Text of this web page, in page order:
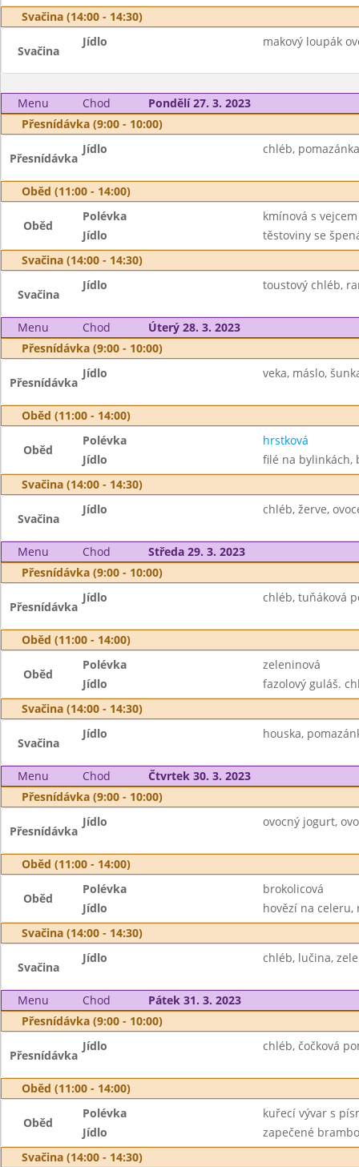
Svačina (14:00 - 14:30)
Svačina
Jídlo makový loupák
Menu Chod
Pondělí 27. 3. 2023
Přesnídávka (9:00 - 10:00)
Přesnídávka
Jídlo chléb,
Oběd (11:00 - 14:00)
Oběd
Polévka
kmínová s vejcem
Jídlo
těstoviny se
Svačina (14:00 - 14:30)
Svačina
Jídlo toustový chléb,
Menu Chod
Úterý 28. 3. 2023
Přesnídávka (9:00 - 10:00)
Přesnídávka
Jídlo veka, máslo,
Oběd (11:00 - 14:00)
Oběd
Polévka
hrstková
Jídlo
filé na bylinkách,
Svačina (14:00 - 14:30)
Svačina
Jídlo chléb, žerve,
Menu Chod
Středa 29. 3. 2023
Přesnídávka (9:00 - 10:00)
Přesnídávka
Jídlo chléb, tuňáková
Oběd (11:00 - 14:00)
Oběd
Polévka
zeleninová
Jídlo
fazolový guláš.
Svačina (14:00 - 14:30)
Svačina
Jídlo houska,
Menu Chod
Čtvrtek 30. 3. 2023
Přesnídávka (9:00 - 10:00)
Přesnídávka
Jídlo ovocný jogurt,
Oběd (11:00 - 14:00)
Oběd
Polévka
brokolicová
Jídlo
hovězí na celeru,
Svačina (14:00 - 14:30)
Svačina
Jídlo chléb, lučina,
Menu Chod
Pátek 31. 3. 2023
Přesnídávka (9:00 - 10:00)
Přesnídávka
Jídlo chléb, čočková
Oběd (11:00 - 14:00)
Oběd
Polévka
kuřecí vývar s
Jídlo
zapečené
Svačina (14:00 - 14:30)